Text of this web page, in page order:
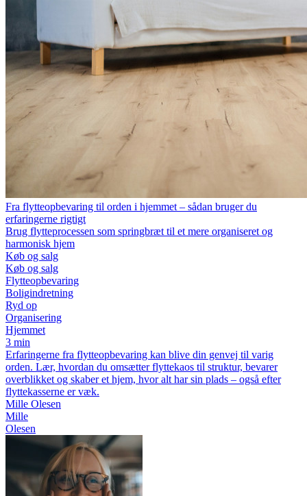
Fra flytteopbevaring til orden i hjemmet – sådan bruger du
erfaringerne rigtigt
Brug flytteprocessen som springbræt til et mere organiseret og
harmonisk hjem
Køb og salg
Køb og salg
Flytteopbevaring
Boligindretning
Ryd op
Organisering
Hjemmet
3 min
Erfaringerne fra flytteopbevaring kan blive din genvej til varig
orden. Lær, hvordan du omsætter flyttekaos til struktur, bevarer
overblikket og skaber et hjem, hvor alt har sin plads – også efter
flyttekasserne er væk.
Mille Olesen
Mille
Olesen